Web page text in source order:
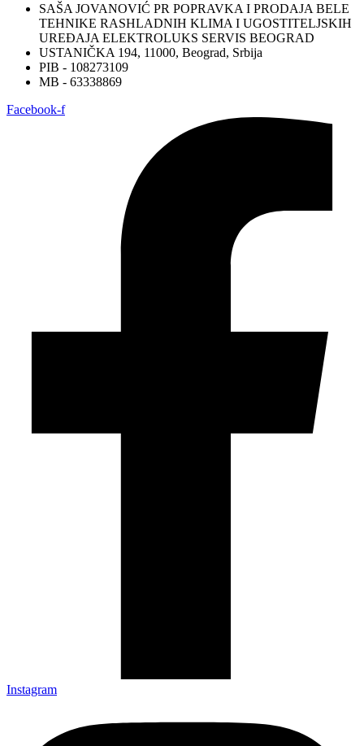
SAŠA JOVANOVIĆ PR POPRAVKA I PRODAJA BELE
TEHNIKE RASHLADNIH KLIMA I UGOSTITELJSKIH
UREĐAJA ELEKTROLUKS SERVIS BEOGRAD
USTANIČKA 194, 11000, Beograd, Srbija
PIB - 108273109
MB - 63338869
Facebook-f
Instagram